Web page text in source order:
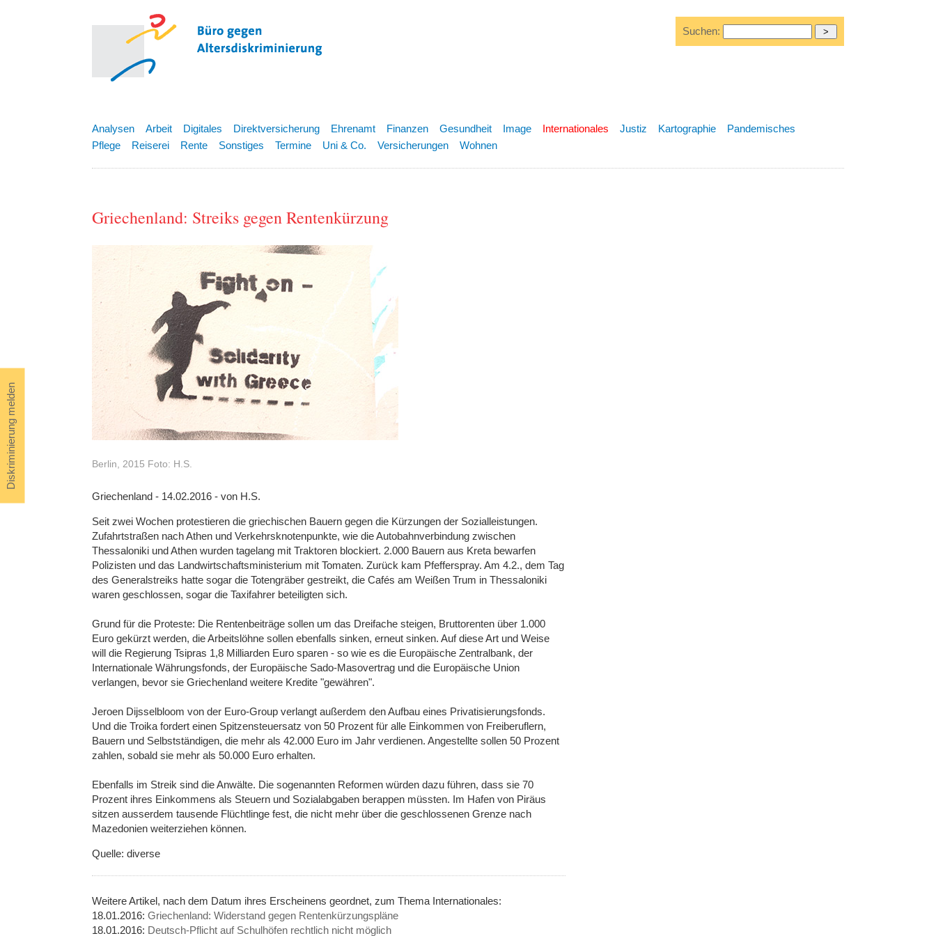
Diskriminierung melden
Suchen:
Analysen Arbeit Digitales Direktversicherung Ehrenamt Finanzen Gesundheit Image Internationales Justiz Kartographie
Pandemisches
Pflege
Reiserei Rente Sonstiges Termine Uni & Co. Versicherungen Wohnen
Griechenland: Streiks gegen Rentenkürzung
Berlin, 2015 Foto: H.S.
Griechenland - 14.02.2016 - von H.S.
Seit zwei Wochen protestieren die griechischen Bauern gegen die Kürzungen der Sozialleistungen.
Zufahrtstraßen nach Athen und Verkehrsknotenpunkte, wie die Autobahnverbindung zwischen
Thessaloniki und Athen wurden tagelang mit Traktoren blockiert. 2.000 Bauern aus Kreta bewarfen
Polizisten und das Landwirtschaftsministerium mit Tomaten. Zurück kam Pfefferspray. Am 4.2., dem Tag
des Generalstreiks hatte sogar die Totengräber gestreikt, die Cafés am Weißen Trum in Thessaloniki
waren geschlossen, sogar die Taxifahrer beteiligten sich.
Grund für die Proteste: Die Rentenbeiträge sollen um das Dreifache steigen, Bruttorenten über 1.000
Euro gekürzt werden, die Arbeitslöhne sollen ebenfalls sinken, erneut sinken. Auf diese Art und Weise
will die Regierung Tsipras 1,8 Milliarden Euro sparen - so wie es die Europäische Zentralbank, der
Internationale Währungsfonds, der Europäische Sado-Masovertrag und die Europäische Union
verlangen, bevor sie Griechenland weitere Kredite "gewähren".
Jeroen Dijsselbloom von der Euro-Group verlangt außerdem den Aufbau eines Privatisierungsfonds.
Und die Troika fordert einen Spitzensteuersatz von 50 Prozent für alle Einkommen von Freiberuflern,
Bauern und Selbstständigen, die mehr als 42.000 Euro im Jahr verdienen. Angestellte sollen 50 Prozent
zahlen, sobald sie mehr als 50.000 Euro erhalten.
Ebenfalls im Streik sind die Anwälte. Die sogenannten Reformen würden dazu führen, dass sie 70
Prozent ihres Einkommens als Steuern und Sozialabgaben berappen müssten. Im Hafen von Piräus
sitzen ausserdem tausende Flüchtlinge fest, die nicht mehr über die geschlossenen Grenze nach
Mazedonien weiterziehen können.
Quelle: diverse
Weitere Artikel, nach dem Datum ihres Erscheinens geordnet, zum Thema Internationales:
18.01.2016: Griechenland: Widerstand gegen Rentenkürzungspläne
18.01.2016: Deutsch-Pflicht auf Schulhöfen rechtlich nicht möglich